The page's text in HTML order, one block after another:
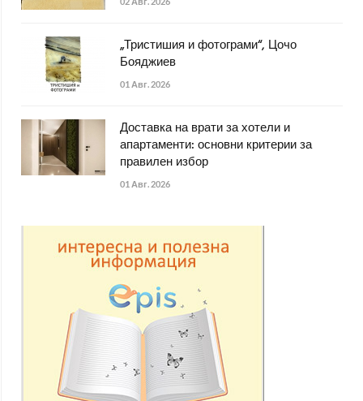
„Тристишия и фотограми“, Цочо
Бояджиев
01 Авг. 2026
Доставка на врати за хотели и
апартаменти: основни критерии за
правилен избор
01 Авг. 2026